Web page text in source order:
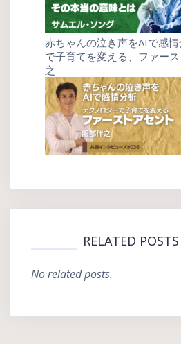
赤ちゃんの泣き声をAIで感
で子育てを変える、ファー
之
RELATED
No related posts.